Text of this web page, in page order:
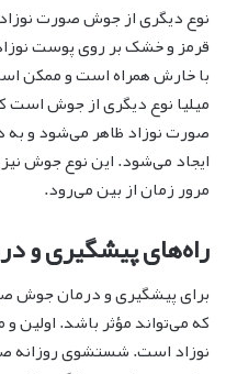
نوع دیگری از جوش صورت
قرمز و خشک بر روی پوست
با خارش همراه است و ممکن
میلیا نوع دیگری از جوش
صورت نوزاد ظاهر می‌شود و
ایجاد می‌شود. این نوع جوش
مرور زمان از بین می‌رود.
راه‌های پیشگیری و
برای پیشگیری و درمان جوش
که می‌تواند مؤثر باشد. اولین
نوزاد است. شستشوی روزانه